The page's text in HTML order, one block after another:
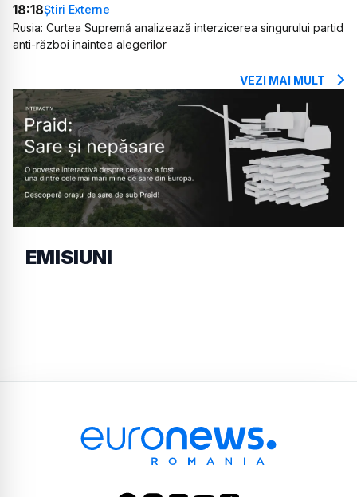
18:18Știri Externe
Rusia: Curtea Supremă analizează interzicerea singurului partid
anti-război înaintea alegerilor
VEZI MAI MULT
EMISIUNI